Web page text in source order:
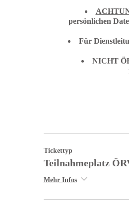
persönlichen
Für
NICHT
Tickettyp
Teilnahmeplatz
Mehr Infos